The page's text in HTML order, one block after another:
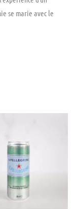
se marie avec le